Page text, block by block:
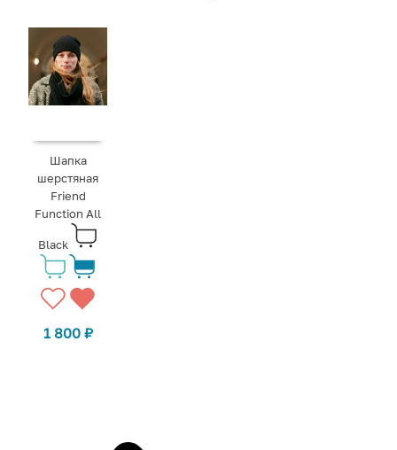
Шапка
шерстяная
Friend
Function All
Black
1 800 ₽